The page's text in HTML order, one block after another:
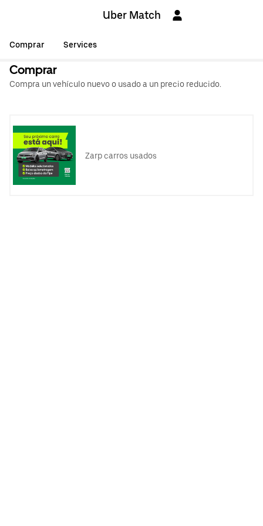
Uber Match
Comprar Services
Comprar
Compra un vehículo nuevo o usado a un precio reducido.
Zarp carros usados